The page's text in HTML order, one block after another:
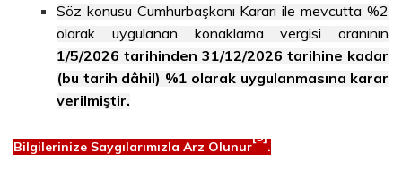
Söz konusu Cumhurbaşkanı Kararı ile mevcutta %2
olarak uygulanan konaklama vergisi oranının
1/5/2026 tarihinden 31/12/2026 tarihine kadar
(bu tarih dâhil) %1 olarak uygulanmasına karar
verilmiştir.
Bilgilerinize Saygılarımızla Arz Olunur
[3]
.